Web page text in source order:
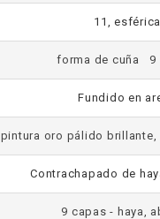
11, esférica
forma de cuña 9
Fundido en
pintura oro pálido
Contrachapado de
9 capas - haya,